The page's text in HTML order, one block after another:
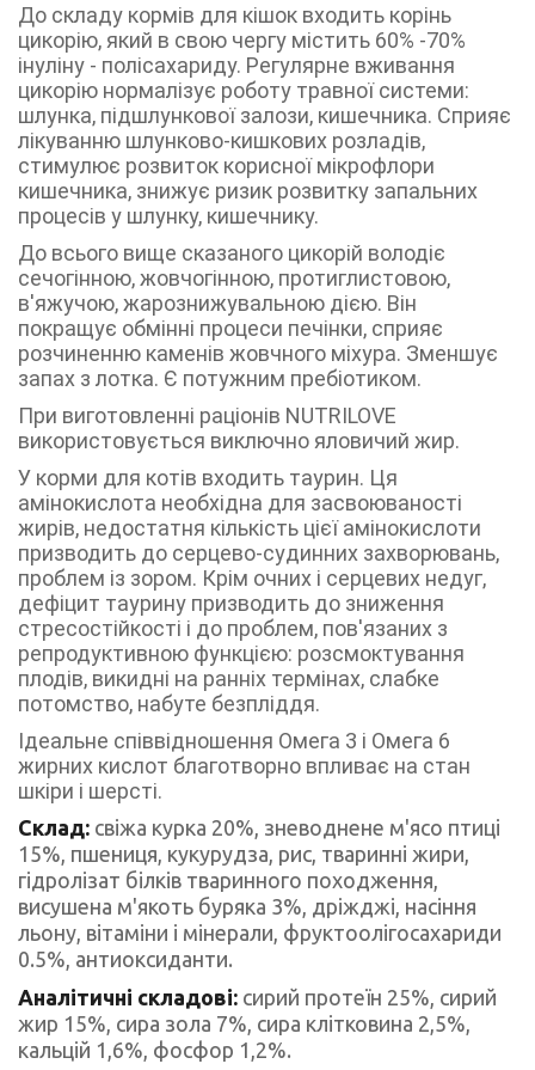
До складу кормів для кішок входить корінь
цикорію, який в свою чергу містить 60% -70%
інуліну - полісахариду. Регулярне вживання
цикорію нормалізує роботу травної системи:
шлунка, підшлункової залози, кишечника. Сприяє
лікуванню шлунково-кишкових розладів,
стимулює розвиток корисної мікрофлори
кишечника, знижує ризик розвитку запальних
процесів у шлунку, кишечнику.
До всього вище сказаного цикорій володіє
сечогінною, жовчогінною, протиглистовою,
в'яжучою, жарознижувальною дією. Він
покращує обмінні процеси печінки, сприяє
розчиненню каменів жовчного міхура. Зменшує
запах з лотка. Є потужним пребіотиком.
При виготовленні раціонів NUTRILOVE
використовується виключно яловичий жир.
У корми для котів входить таурин. Ця
амінокислота необхідна для засвоюваності
жирів, недостатня кількість цієї амінокислоти
призводить до серцево-судинних захворювань,
проблем із зором. Крім очних і серцевих недуг,
дефіцит таурину призводить до зниження
стресостійкості і до проблем, пов'язаних з
репродуктивною функцією: розсмоктування
плодів, викидні на ранніх термінах, слабке
потомство, набуте безпліддя.
Ідеальне співвідношення Омега 3 і Омега 6
жирних кислот благотворно впливає на стан
шкіри і шерсті.
Склад: свіжа курка 20%, зневоднене м'ясо птиці
15%, пшениця, кукурудза, рис, тваринні жири,
гідролізат білків тваринного походження,
висушена м'якоть буряка 3%, дріжджі, насіння
льону, вітаміни і мінерали, фруктоолігосахариди
0.5%, антиоксиданти.
Аналітичні складові: сирий протеїн 25%, сирий
жир 15%, сира зола 7%, сира клітковина 2,5%,
кальцій 1,6%, фосфор 1,2%.